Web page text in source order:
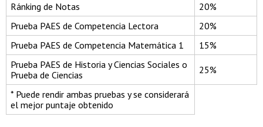
Ránking de Notas
20%
Prueba PAES de Competencia Lectora
20%
Prueba PAES de Competencia Matemática 1
15%
Prueba PAES de Historia y Ciencias Sociales o
Prueba de Ciencias
25%
* Puede rendir ambas pruebas y se considerará
el mejor puntaje obtenido